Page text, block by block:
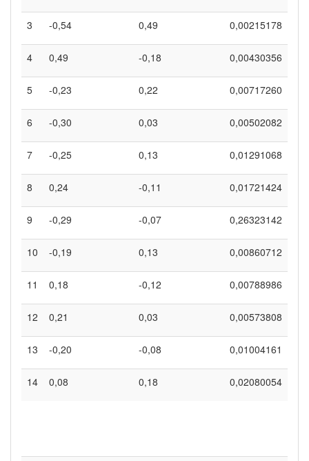
3 -0,54 0,49 0,00215178
4 0,49 -0,18 0,00430356
5 -0,23 0,22 0,00717260
6 -0,30 0,03 0,00502082
7 -0,25 0,13 0,01291068
8 0,24 -0,11 0,01721424
9 -0,29 -0,07 0,26323142
10 -0,19 0,13 0,00860712
11 0,18 -0,12 0,00788986
12 0,21 0,03 0,00573808
13 -0,20 -0,08 0,01004161
14 0,08 0,18 0,02080054